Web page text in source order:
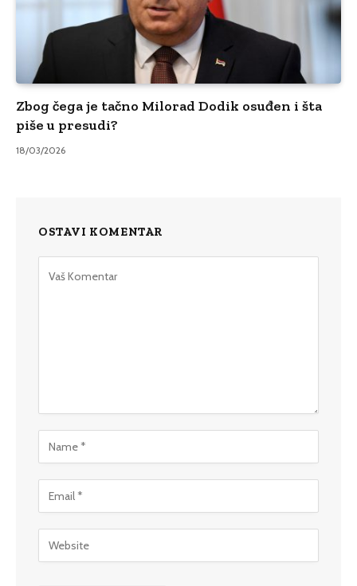
Zbog čega je tačno Milorad Dodik osuđen i šta
piše u presudi?
18/03/2026
OSTAVI KOMENTAR